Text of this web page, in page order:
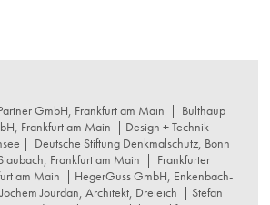
GmbH, Frankfurt am Main | Bulthaup
Frankfurt am Main | Design + Technik
| Deutsche Stiftung Denkmalschutz, Bonn
Frankfurt am Main | Frankfurter
am Main | HegerGuss GmbH, Enkenbach-
Jourdan, Architekt, Dreieich | Stefan